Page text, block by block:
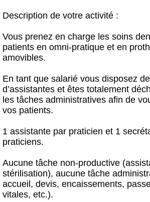
Description de votre activité :
Vous prenez en charge les soins
patients en omni-pratique et en
amovibles.
En tant que salarié vous disposez
d’assistantes et êtes totalement
les tâches administratives afin de
vos patients.
1 assistante par praticien et 1
praticiens.
Aucune tâche non-productive
stérilisation), aucune tâche
accueil, devis, encaissements,
vitales, etc.).